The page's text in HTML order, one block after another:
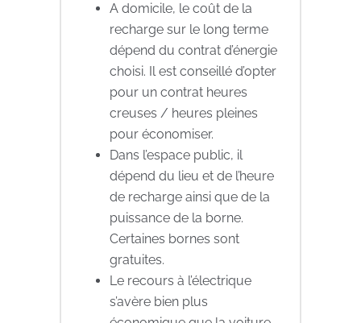
A domicile, le coût de la
recharge sur le long terme
dépend du contrat d’énergie
choisi. Il est conseillé d’opter
pour un contrat heures
creuses / heures pleines
pour économiser.
Dans l’espace public, il
dépend du lieu et de l’heure
de recharge ainsi que de la
puissance de la borne.
Certaines bornes sont
gratuites.
Le recours à l’électrique
s’avère bien plus